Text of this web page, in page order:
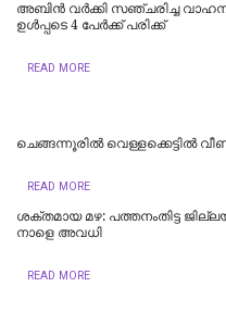
അബിന്‍ വര്‍ക്കി സഞ്ചരിച്ച
ഉള്‍പ്പടെ 4 പേര്‍ക്ക് പരിക്ക്
READ MORE
ചെങ്ങന്നൂരില്‍ വെള്ളക്കെട്ടിൽ
READ MORE
ശക്തമായ മഴ: പത്തനംതിട്ട
നാളെ അവധി
READ MORE